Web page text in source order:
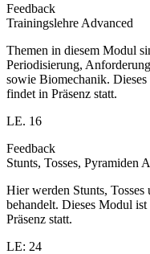
Feedback
Trainingslehre Advanced
Themen in diesem Modul
Periodisierung,
sowie Biomechanik.
findet in Präsenz statt.
LE. 16
Feedback
Stunts, Tosses, Pyramiden
Hier werden Stunts,
behandelt. Dieses Modul
Präsenz statt.
LE: 24